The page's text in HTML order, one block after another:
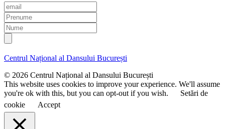
E
m
a
i
l
P
r
e
n
m
N
u
m
e
Centrul Național al Dansului București
© 2026 Centrul Național al Dansului București
This website uses cookies to improve your experience. We'll assume
you're ok with this, but you can opt-out if you wish.
Setări de
cookie
Accept